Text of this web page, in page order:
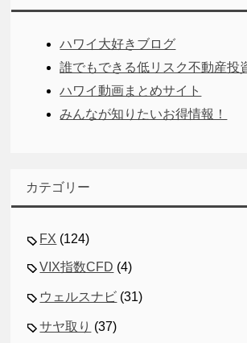
ハワイ大好きブログ
誰でもできる低リスク不動産投
ハワイ動画まとめサイト
みんなが知りたいお得情報！
カテゴリー
FX (124)
VIX指数CFD (4)
ウェルスナビ (31)
サヤ取り (37)